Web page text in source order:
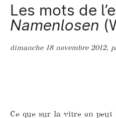
Les mots de
Namenlosen
dimanche 18 novembre 2012,
Ce que sur la vitre on peut